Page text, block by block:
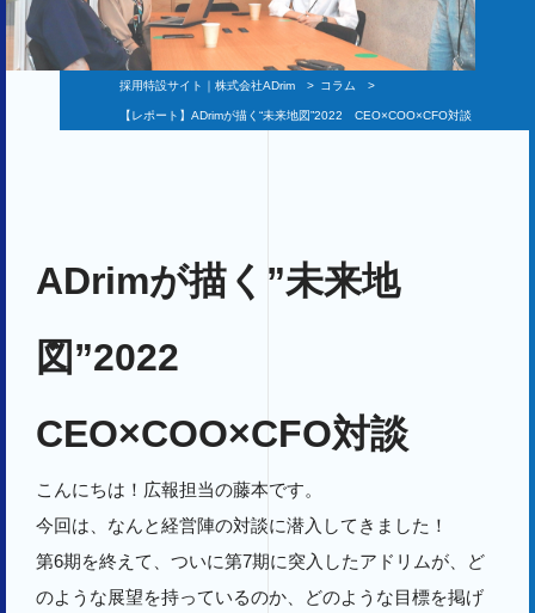
採用特設サイト｜株式会社ADrim > コラム >
【レポート】ADrimが描く“未来地図”2022 CEO×COO×CFO対談
ADrimが描く”未来地
図”2022
CEO×COO×CFO対談
こんにちは！広報担当の藤本です。
今回は、なんと経営陣の対談に潜入してきました！
第6期を終えて、ついに第7期に突入したアドリムが、ど
のような展望を持っているのか、どのような目標を掲げ